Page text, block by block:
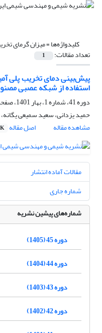
کلیدواژه‌ها =میزان گرمای
تعداد مقالات: 1
پیش‌بینی دمای تخریب پلی
استفاده از شبکه عصبی
دوره 41، شماره 1، بهار 1401، صفحه
حمید یزدانی، سعید سمیعی
مشاهده مقاله
اصل مقاله
مقالات آماده انتشار
شماره جاری
شماره‌های پیشین نشریه
دوره 45 (1405)
دوره 44 (1404)
دوره 43 (1403)
دوره 42 (1402)